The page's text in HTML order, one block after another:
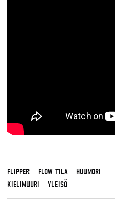
FLIPPER FLOW-TILA
HUUMORI
KIELIMUURI
YLEISÖ